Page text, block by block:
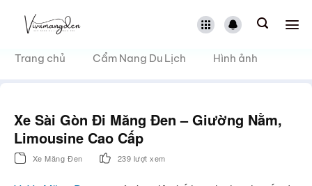
dungTrang chủ Cẩm Nang Du Lịch Hình ảnh
Xe Sài Gòn Đi Măng Đen – Giường Nằm,
Limousine Cao Cấp
Xe Măng Đen 239 lượt xem